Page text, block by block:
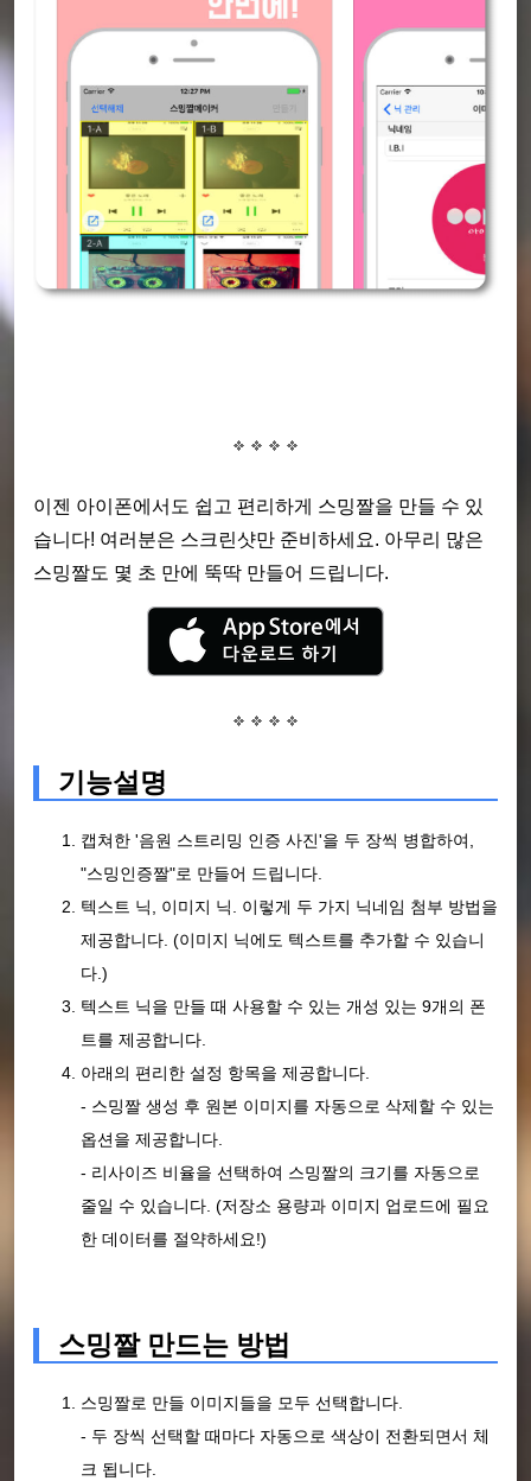
이젠 아이폰에서도 쉽고 편리하게 스밍짤을 만들 수 있
습니다! 여러분은 스크린샷만 준비하세요. 아무리 많은
스밍짤도 몇 초 만에 뚝딱 만들어 드립니다.
기능설명
캡쳐한 '음원 스트리밍 인증 사진'을 두 장씩 병합하여,
"스밍인증짤"로 만들어 드립니다.
텍스트 닉, 이미지 닉. 이렇게 두 가지 닉네임 첨부 방법을
제공합니다. (이미지 닉에도 텍스트를 추가할 수 있습니
다.)
텍스트 닉을 만들 때 사용할 수 있는 개성 있는 9개의 폰
트를 제공합니다.
아래의 편리한 설정 항목을 제공합니다.
- 스밍짤 생성 후 원본 이미지를 자동으로 삭제할 수 있는
옵션을 제공합니다.
- 리사이즈 비율을 선택하여 스밍짤의 크기를 자동으로
줄일 수 있습니다. (저장소 용량과 이미지 업로드에 필요
한 데이터를 절약하세요!)
스밍짤 만드는 방법
스밍짤로 만들 이미지들을 모두 선택합니다.
- 두 장씩 선택할 때마다 자동으로 색상이 전환되면서 체
크 됩니다.